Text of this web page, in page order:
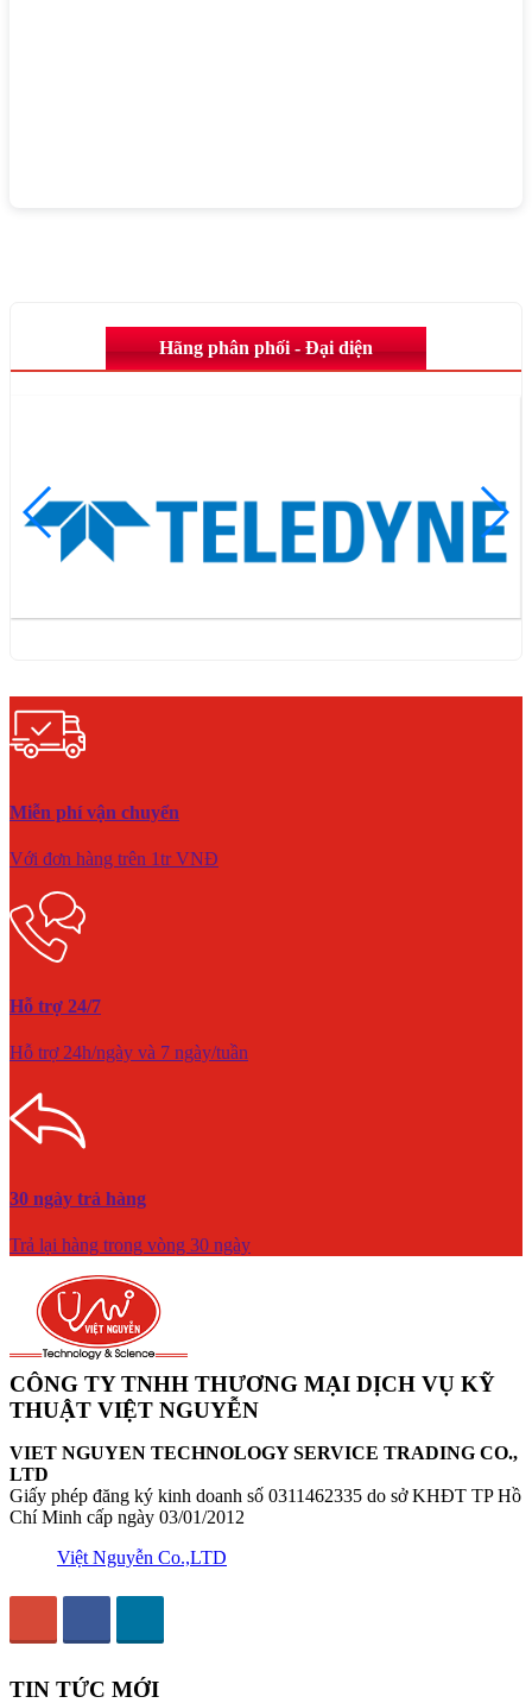
Hãng phân phối - Đại diện
Miễn phí vận chuyển
Với đơn hàng trên 1tr VNĐ
Hỗ trợ 24/7
Hỗ trợ 24h/ngày và 7 ngày/tuần
30 ngày trả hàng
Trả lại hàng trong vòng 30 ngày
CÔNG TY TNHH THƯƠNG MẠI DỊCH VỤ KỸ
THUẬT VIỆT NGUYỄN
VIET NGUYEN TECHNOLOGY SERVICE TRADING CO.,
LTD
Giấy phép đăng ký kinh doanh số 0311462335 do sở KHĐT TP Hồ
Chí Minh cấp ngày 03/01/2012
Việt Nguyễn Co.,LTD
TIN TỨC MỚI